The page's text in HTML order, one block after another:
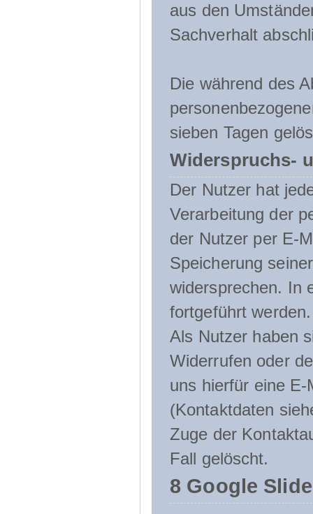
aus den
Sachverhalt
Die während des
sieben Tagen
Widerspruchs-
Der Nutzer hat
Verarbeitung der
der Nutzer per E-
Speicherung
widersprechen. In
fortgeführt werden.
Als Nutzer haben
Widerrufen oder
uns hierfür eine
(Kontaktdaten
Zuge der
Fall gelöscht.
8 Google